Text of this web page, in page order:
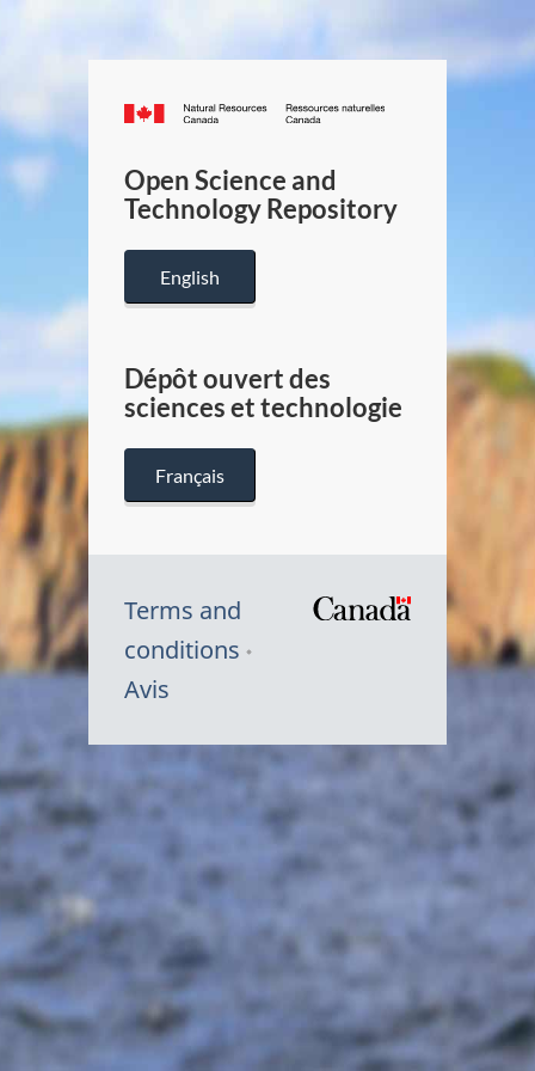
Canada.ca
/
Canada
Open Science and
Technology Repository
English
Dépôt ouvert des
sciences et technologie
Français
Terms and
conditions
Avis
Symbole
Canada